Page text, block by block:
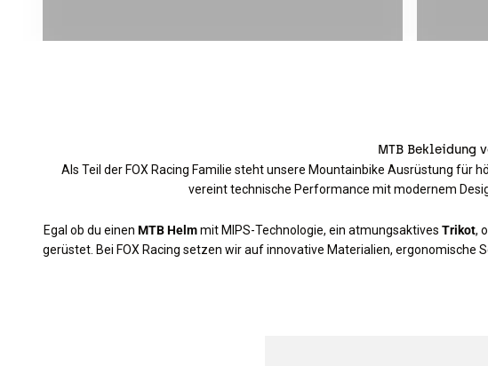
MTB Bekleidung
Als Teil der FOX Racing Familie steht unsere Mountainbike Ausrüstung für
vereint technische Performance mit modernem
Egal ob du einen MTB Helmmit MIPS-Technologie, ein atmungsaktives Trikot,
gerüstet. Bei FOX Racing setzen wir auf innovative Materialien,